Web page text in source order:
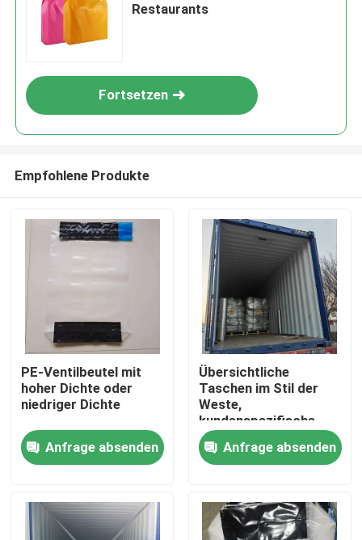
Startseite
Produkte
Videos
Restaurants
Fortsetzen
Empfohlene Produkte
PE-Ventilbeutel mit
hoher Dichte oder
niedriger Dichte
Anfrage absenden
Übersichtliche
Taschen im Stil der
Weste,
kundenspezifische
Marke und
Produktinformationen,
anpassbar
Anfrage absenden